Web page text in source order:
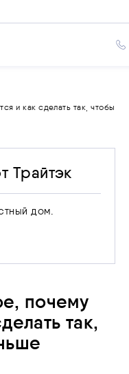
и как сделать так, чтобы
Трайтэк
дом.
почему
так,